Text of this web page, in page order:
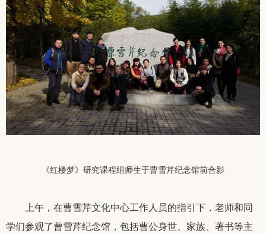
《红楼梦》研究课程组师生于曹雪芹纪念馆前合影
上午，在曹雪芹文化中心工作人员的指引下，老师和同
学们参观了曹雪芹纪念馆，包括曹公身世、家族、著书等主